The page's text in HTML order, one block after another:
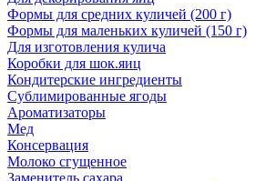
Формы для средних куличей (200 г)
Формы для маленьких куличей (150 г)
Для изготовления кулича
Коробки для шок.яиц
Кондитерские ингредиенты
Сублимированные ягоды
Ароматизаторы
Мед
Консервация
Молоко сгущенное
Заменитель сахара